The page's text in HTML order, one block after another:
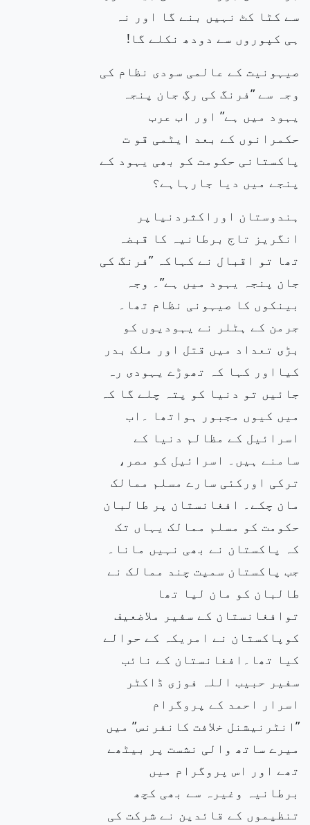
سے کٹا کٹ نہیں بنے گا اور نہ
ہی کپوروں سے دودھ نکلے گا!
صیہونیت کے عالمی سودی نظام کی
وجہ سے ”فرنگ کی رگِ جان پنجہ
یہود میں ہے” اور اب عرب
حکمرانوں کے بعد ایٹمی قو ت
پاکستانی حکومت کو بھی یہود کے
پنجے میں دیا جارہاہے؟
ہندوستان اوراکثردنیاپر
انگریز تاج برطانیہ کا قبضہ
تھا تو اقبال نے کہاکہ ”فرنگ کی
جان پنجہ یہود میں ہے”۔ وجہ
بینکوں کا صیہونی نظام تھا۔
جرمن کے ہٹلر نے یہودیوں کو
بڑی تعداد میں قتل اور ملک بدر
کیااور کہا کہ تھوڑے یہودی رہ
جائیں تو دنیا کو پتہ چلے گا کہ
میں کیوں مجبور ہواتھا ۔اب
اسرائیل کے مظالم دنیا کے
سامنے ہیں۔ اسرائیل کو مصر،
ترکی اورکئی سارے مسلم ممالک
مان چکے۔ افغانستان پر طالبان
حکومت کو مسلم ممالک یہاں تک
کہ پاکستان نے بھی نہیں مانا۔
جب پاکستان سمیت چند ممالک نے
طالبان کو مان لیا تھا
توافغانستان کے سفیر ملاضعیف
کوپاکستان نے امریکہ کے حوالے
کیا تھا۔افغانستان کے نائب
سفیر حبیب اللہ فوزی ڈاکٹر
اسرار احمد کے پروگرام
”انٹرنیشنل خلافت کانفرنس” میں
میرے ساتھ والی نشست پر بیٹھے
تھے اور اس پروگرام میں
برطانیہ وغیرہ سے بھی کچھ
تنظیموں کے قائدین نے شرکت کی